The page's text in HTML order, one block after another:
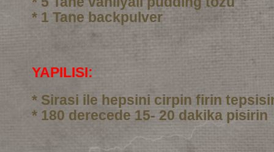
* 1 Tane backpulver
YAPILISI:
* Sirasi ile hepsini cirpin firin
* 180 derecede 15- 20 dakika pisirin